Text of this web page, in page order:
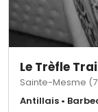
Le Trèfle
Sainte-Mesme
Antillais •